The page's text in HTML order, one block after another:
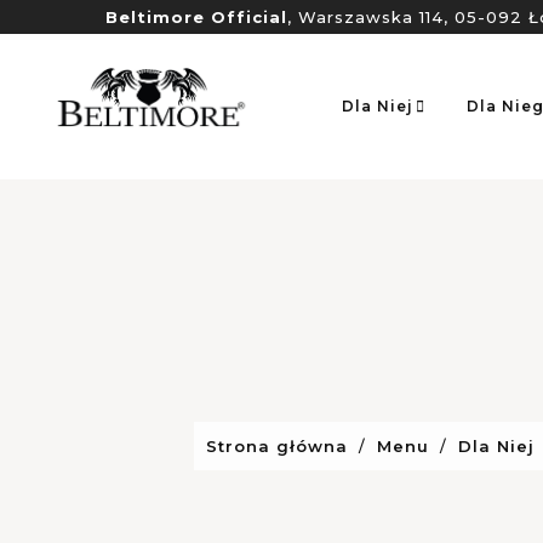
Beltimore Official, Warszawska 114, 05-092
Dla Niej Dla
Strona główna Menu Dla Niej